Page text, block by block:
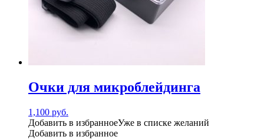
Очки для микроблейдинга
1,100 руб.
Добавить в избранноеУже в списке желаний
Добавить в избранное